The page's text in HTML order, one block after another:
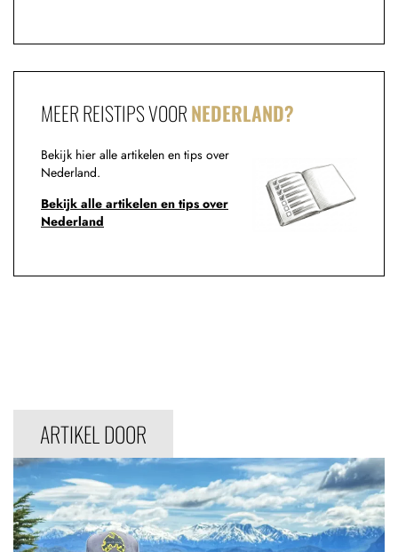
MEER REISTIPS VOORNEDERLAND?
Bekijk hier alle artikelen en tips over
Nederland.
Bekijk alle artikelen en tips over
Nederland
ARTIKEL DOOR